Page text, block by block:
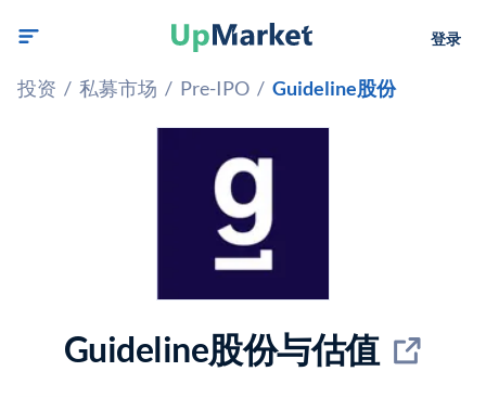
登录
投资 / 私募市场 / Pre-IPO / Guideline股份
Guideline股份与估值